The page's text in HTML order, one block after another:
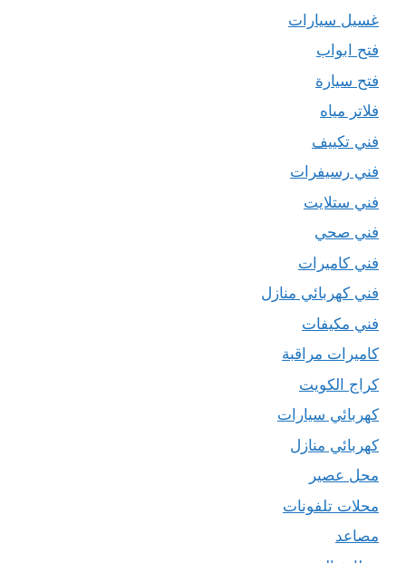
غسيل سيارات
فتح ابواب
فتح سيارة
فلاتر مياه
فني تكييف
فني رسيفرات
فني ستلايت
فني صحي
فني كاميرات
فني كهربائي منازل
فني مكيفات
كاميرات مراقبة
كراج الكويت
كهربائي سيارات
كهربائي منازل
محل عصير
محلات تلفونات
مصاعد